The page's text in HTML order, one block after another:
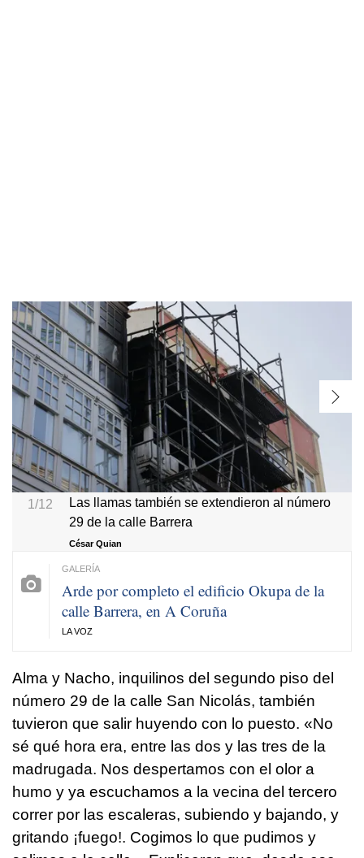
1/12
Las llamas también se extendieron al número
29 de la calle Barrera
César Quian
Arde por completo el edificio Okupa de la
calle Barrera, en A Coruña
LA VOZ
Alma y Nacho, inquilinos del segundo piso del
número 29 de la calle San Nicolás, también
tuvieron que salir huyendo con lo puesto. «No
sé qué hora era, entre las dos y las tres de la
madrugada. Nos despertamos con el olor a
humo y ya escuchamos a la vecina del tercero
correr por las escaleras, subiendo y bajando, y
gritando ¡fuego!. Cogimos lo que pudimos y